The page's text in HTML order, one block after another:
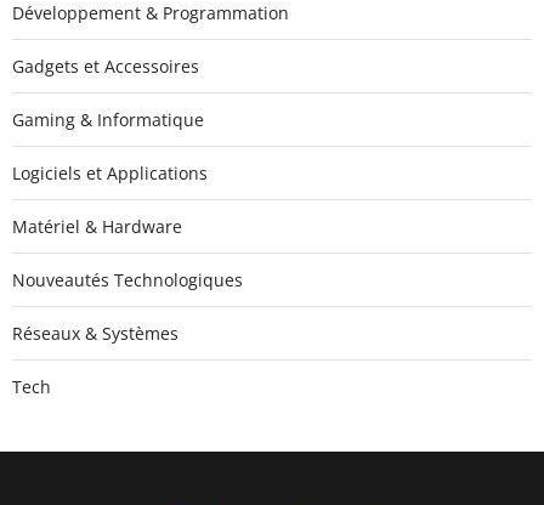
Développement & Programmation
Gadgets et Accessoires
Gaming & Informatique
Logiciels et Applications
Matériel & Hardware
Nouveautés Technologiques
Réseaux & Systèmes
Tech